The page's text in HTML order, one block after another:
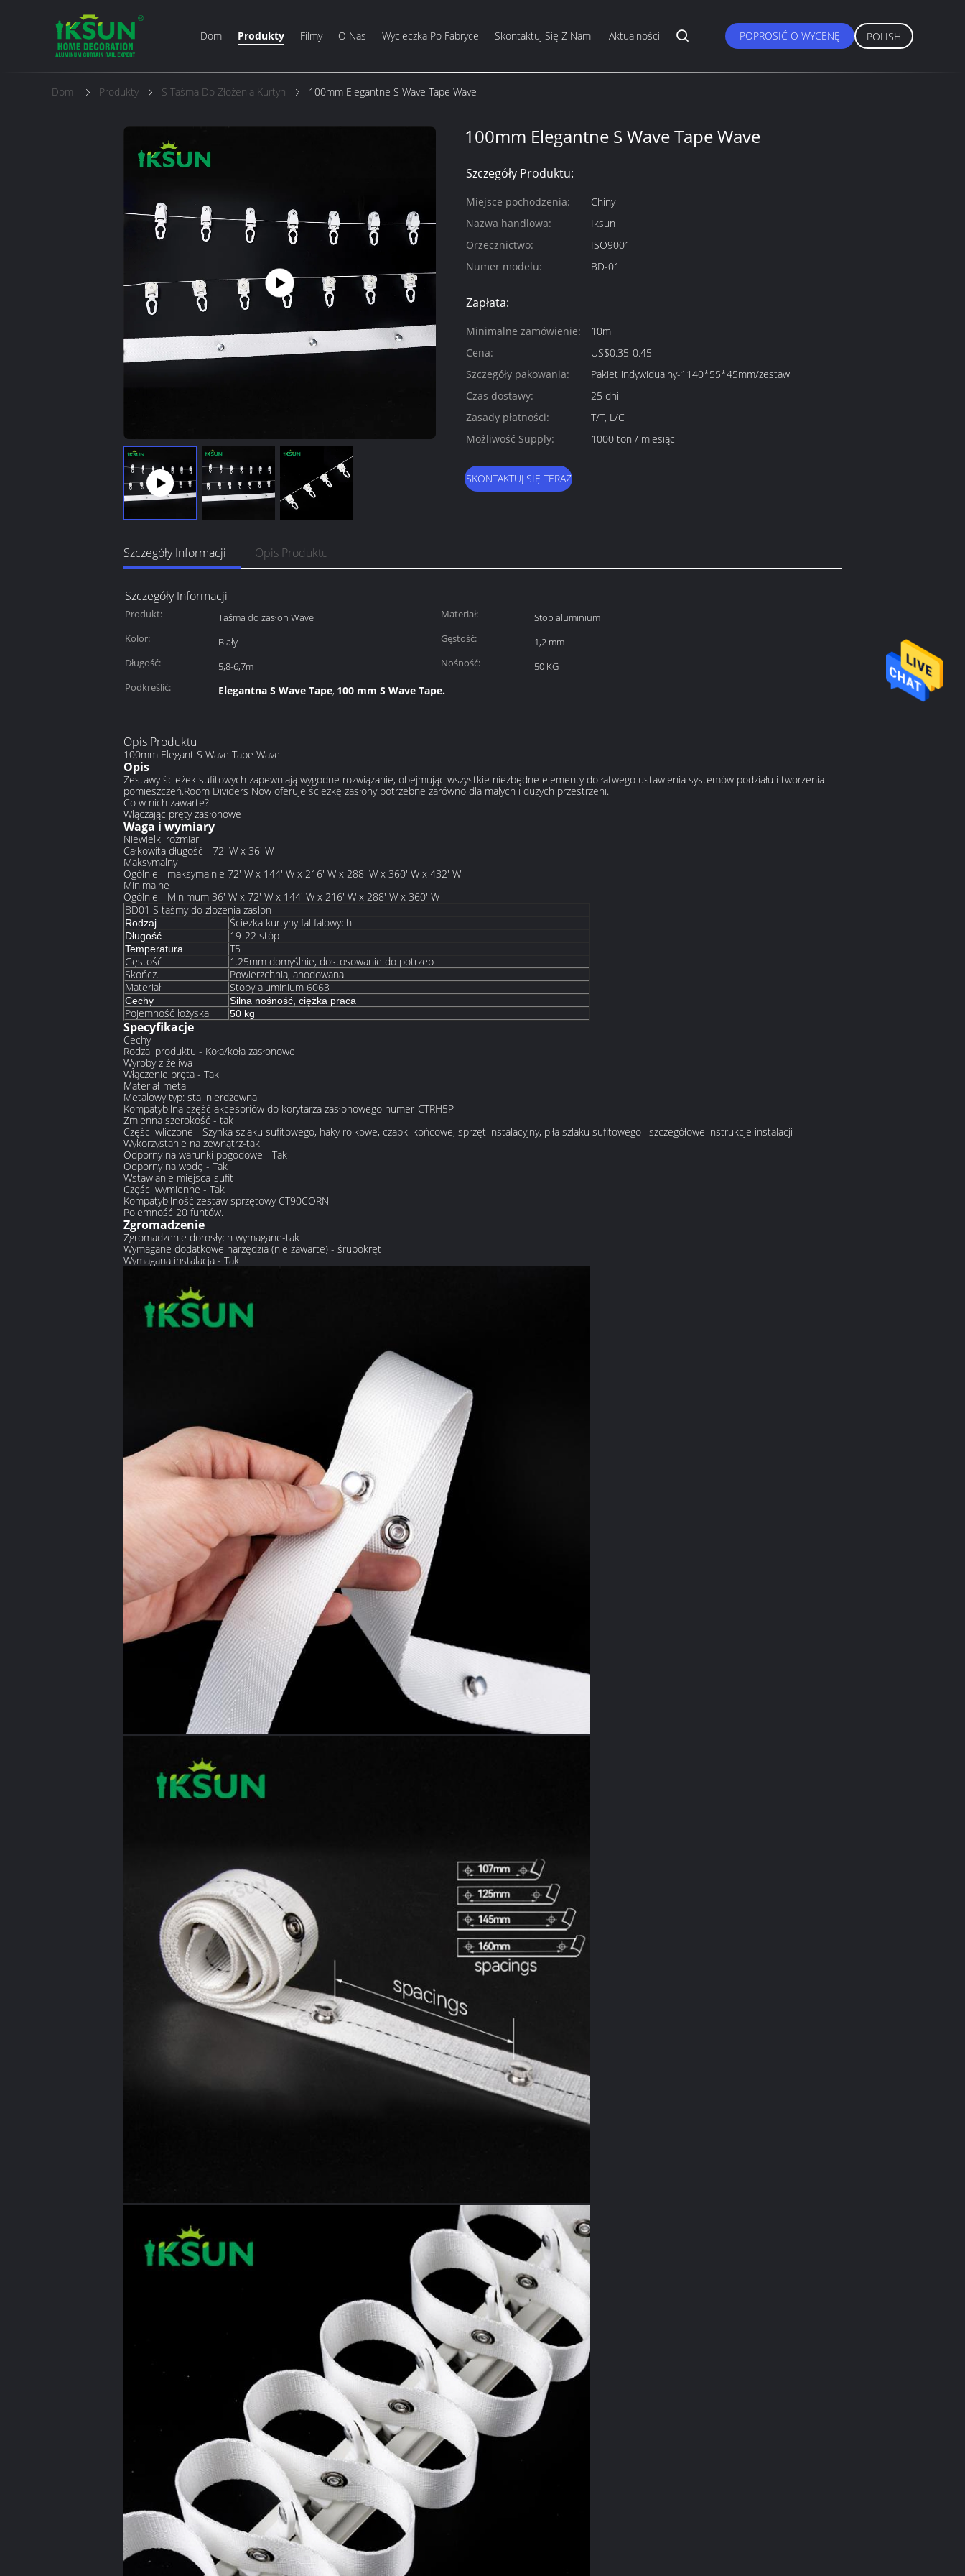
Dom Produkty Filmy O Nas Wycieczka Po Fabryce Skontaktuj Się Z Nami Aktualności POPROSIĆ O WYCENĘ POLISH
Dom Produkty S Taśma Do Złożenia Kurtyn 100mm Elegantne S Wave Tape Wave
100mm Elegantne S Wave Tape Wave
Szczegóły Produktu:
Miejsce pochodzenia:
Chiny
Nazwa handlowa:
Iksun
Orzecznictwo:
ISO9001
Numer modelu:
BD-01
Zapłata:
Minimalne zamówienie:
10m
Cena:
US$0.35-0.45
Szczegóły pakowania:
Pakiet indywidualny-1140*55*45mm/zestaw
Czas dostawy:
25 dni
Zasady płatności:
T/T, L/C
Możliwość Supply:
1000 ton / miesiąc
SKONTAKTUJ SIĘ TERAZ
Szczegóły Informacji Opis Produktu
Szczegóły Informacji
Produkt: Taśma do zasłon Wave Materiał:
Stop aluminium
Kolor:
Biały Gęstość:
1,2 mm
Długość:
5,8-6,7m Nośność:
50 KG
Podkreślić:
Elegantna S Wave Tape, 100 mm S Wave Tape.
Opis Produktu
100mm Elegant S Wave Tape Wave
Opis
Zestawy ścieżek sufitowych zapewniają wygodne rozwiązanie, obejmując wszystkie niezbędne elementy do łatwego ustawienia systemów podziału i tworzenia
pomieszczeń.Room Dividers Now oferuje ścieżkę zasłony potrzebne zarówno dla małych i dużych przestrzeni.
Co w nich zawarte?
Włączając pręty zasłonowe
Waga i wymiary
Niewielki rozmiar
Całkowita długość - 72' W x 36' W
Maksymalny
Ogólnie - maksymalnie 72' W x 144' W x 216' W x 288' W x 360' W x 432' W
Minimalne
Ogólnie - Minimum 36' W x 72' W x 144' W x 216' W x 288' W x 360' W
BD01 S taśmy do złożenia zasłon
Rodzaj Ścieżka kurtyny fal falowych
Długość 19-22 stóp
Temperatura
T5
Gęstość
1.25mm domyślnie, dostosowanie do potrzeb
Skończ.
Powierzchnia, anodowana
Materiał
Stopy aluminium 6063
Cechy Silna nośność, ciężka praca
Pojemność łożyska 50 kg
Specyfikacje
Cechy
Rodzaj produktu - Koła/koła zasłonowe
Wyroby z żeliwa
Włączenie pręta - Tak
Materiał-metal
Metalowy typ: stal nierdzewna
Kompatybilna część akcesoriów do korytarza zasłonowego numer-CTRH5P
Zmienna szerokość - tak
Części wliczone - Szynka szlaku sufitowego, haky rolkowe, czapki końcowe, sprzęt instalacyjny, piła szlaku sufitowego i szczegółowe instrukcje instalacji
Wykorzystanie na zewnątrz-tak
Odporny na warunki pogodowe - Tak
Odporny na wodę - Tak
Wstawianie miejsca-sufit
Części wymienne - Tak
Kompatybilność zestaw sprzętowy CT90CORN
Pojemność 20 funtów.
Zgromadzenie
Zgromadzenie dorosłych wymagane-tak
Wymagane dodatkowe narzędzia (nie zawarte) - śrubokręt
Wymagana instalacja - Tak